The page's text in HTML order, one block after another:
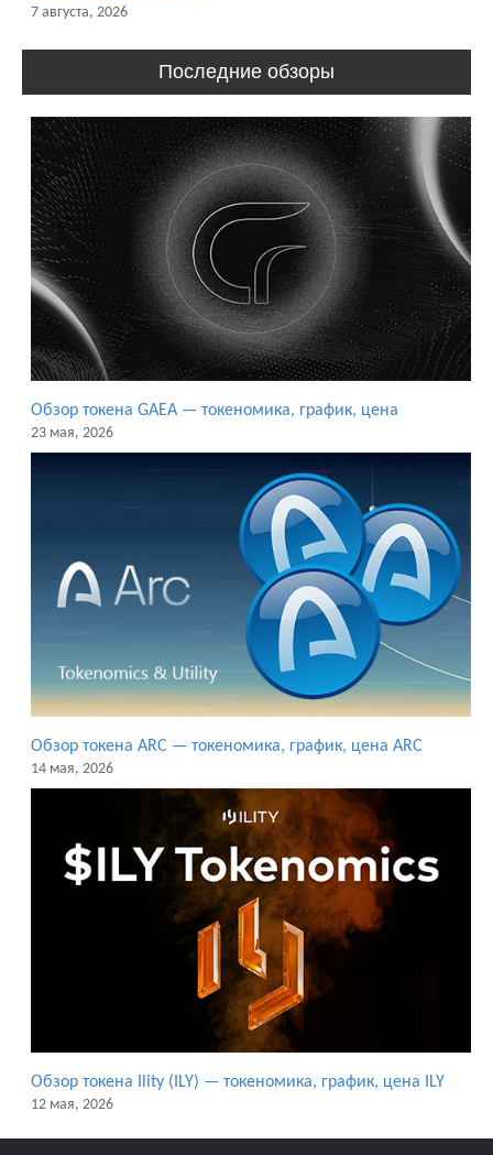
7 августа, 2026
Последние обзоры
Обзор токена GAEA — токеномика, график, цена
23 мая, 2026
Обзор токена ARC — токеномика, график, цена ARC
14 мая, 2026
Обзор токена Ility (ILY) — токеномика, график, цена ILY
12 мая, 2026